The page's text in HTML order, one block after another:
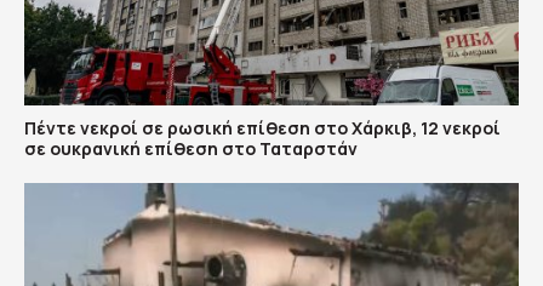
Πέντε νεκροί σε ρωσική επίθεση στο Χάρκιβ, 12 νεκροί
σε ουκρανική επίθεση στο Ταταρστάν